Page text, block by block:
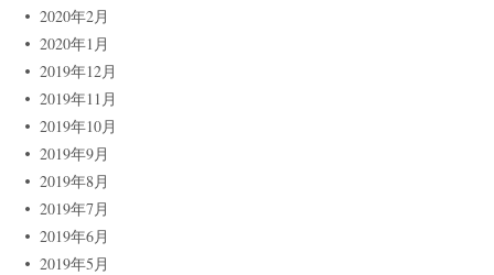
2020年2月
2020年1月
2019年12月
2019年11月
2019年10月
2019年9月
2019年8月
2019年7月
2019年6月
2019年5月